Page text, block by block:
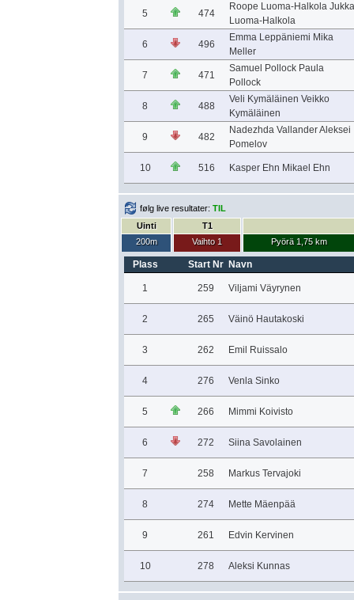
5 474
Roope Luoma-Halkola Jukka
Luoma-Halkola
6 496
Emma Leppäniemi Mika
Meller
7 471
Samuel Pollock Paula
Pollock
8 488
Veli Kymäläinen Veikko
Kymäläinen
9 482
Nadezhda Vallander Aleksei
Pomelov
10 516 Kasper Ehn Mikael Ehn
følg live resultater: TIL
Uinti
200m
T1
Vaihto 1
Pyörä 1,75 km
Plass Start Nr Navn
1 259 Viljami Väyrynen
2 265 Väinö Hautakoski
3 262 Emil Ruissalo
4 276 Venla Sinko
5 266 Mimmi Koivisto
6 272 Siina Savolainen
7 258 Markus Tervajoki
8 274 Mette Mäenpää
9 261 Edvin Kervinen
10 278 Aleksi Kunnas